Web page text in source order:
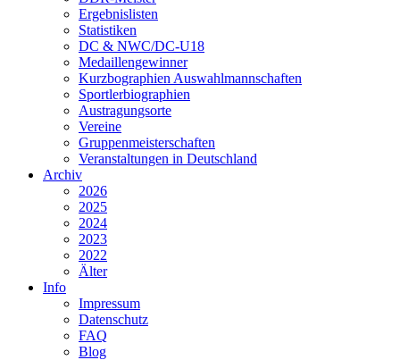
Ergebnislisten
Statistiken
DC & NWC/DC-U18
Medaillengewinner
Kurzbographien Auswahlmannschaften
Sportlerbiographien
Austragungsorte
Vereine
Gruppenmeisterschaften
Veranstaltungen in Deutschland
Archiv
2026
2025
2024
2023
2022
Älter
Info
Impressum
Datenschutz
FAQ
Blog